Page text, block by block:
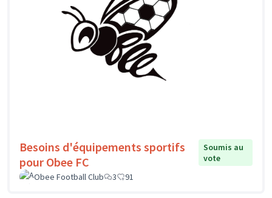
Besoins d'équipements sportifs
pour Obee FC
Soumis au
vote
Obee Football Club
3 91